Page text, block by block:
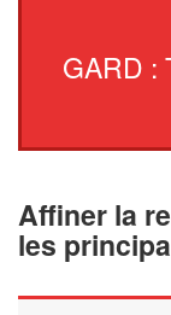
GARD :
Affiner la
les